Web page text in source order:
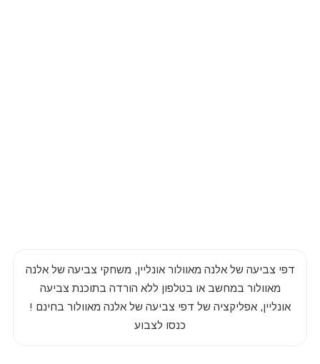
דפי צביעה של אלנה מאוולור אונליין, משחקי צביעה של אלנה
מאוולור במחשב או בטלפון ללא הורדה בתוכנת צביעה
אונליין, אפליקציה של דפי צביעה של אלנה מאוולור בחינם !
כנסו לצבוע